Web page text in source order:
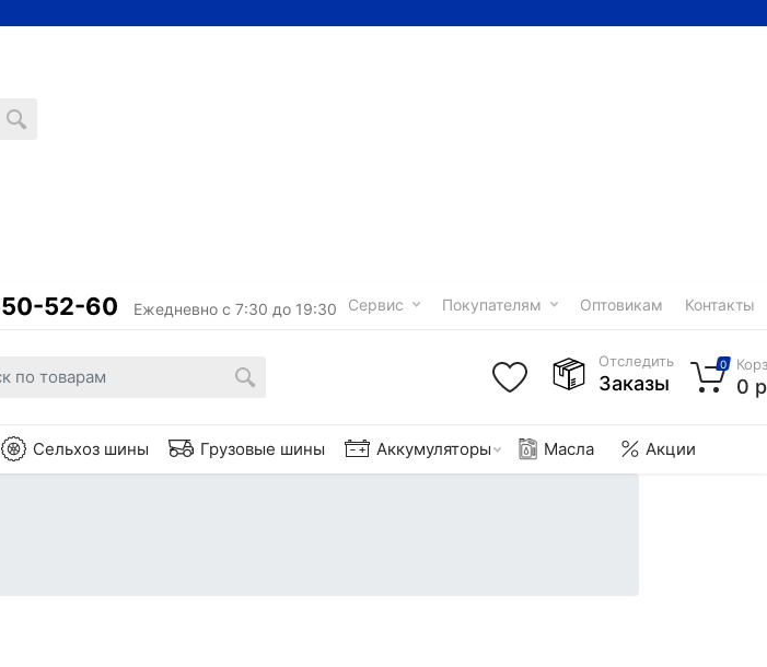
52-60 Ежедневно с 7:30 до 19:30 Сервис Покупателям Оптовикам Контакты
Сельхоз шины Грузовые шины Аккумуляторы Масла Акции
Отследить
Заказы
0
0